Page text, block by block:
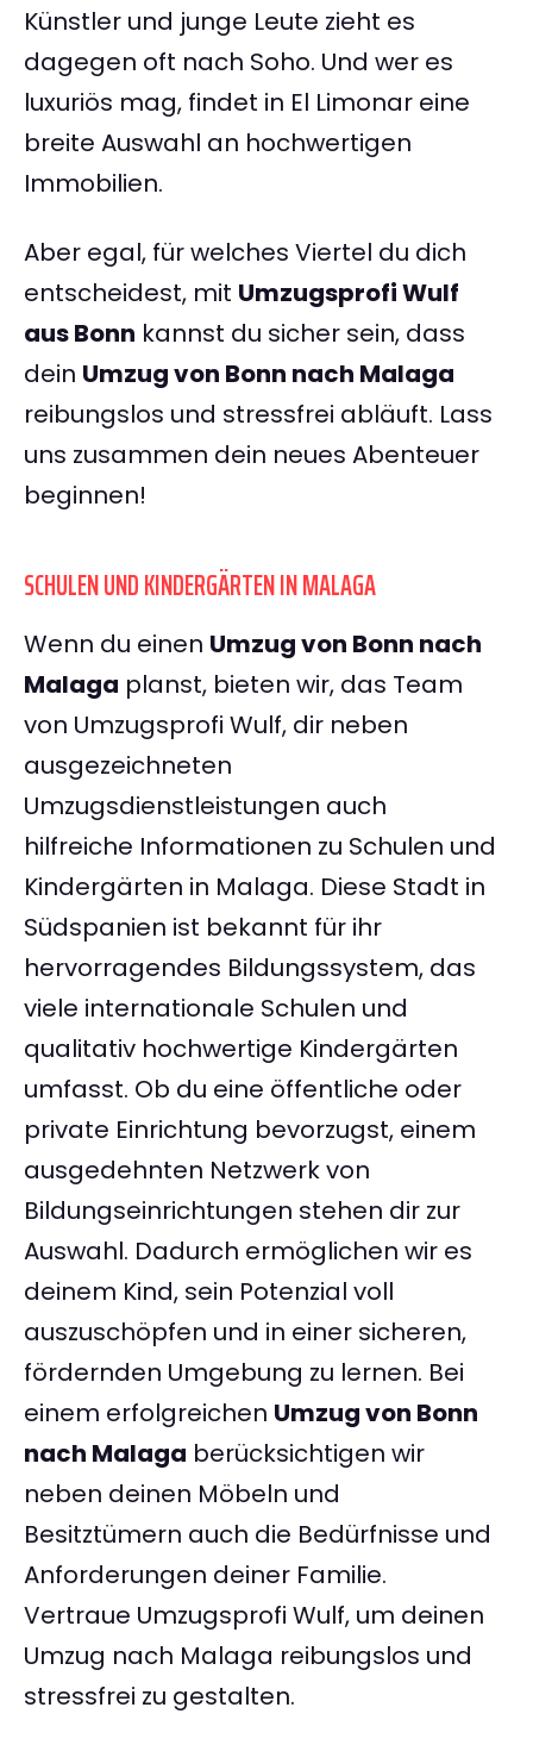
Künstler und junge Leute zieht es
dagegen oft nach Soho. Und wer es
luxuriös mag, findet in El Limonar eine
breite Auswahl an hochwertigen
Immobilien.
Aber egal, für welches Viertel du dich
entscheidest, mit Umzugsprofi Wulf
aus Bonn kannst du sicher sein, dass
dein Umzug von Bonn nach Malaga
reibungslos und stressfrei abläuft. Lass
uns zusammen dein neues Abenteuer
beginnen!
SCHULEN UND KINDERGÄRTEN IN MALAGA
Wenn du einen Umzug von Bonn nach
Malaga planst, bieten wir, das Team
von Umzugsprofi Wulf, dir neben
ausgezeichneten
Umzugsdienstleistungen auch
hilfreiche Informationen zu Schulen und
Kindergärten in Malaga. Diese Stadt in
Südspanien ist bekannt für ihr
hervorragendes Bildungssystem, das
viele internationale Schulen und
qualitativ hochwertige Kindergärten
umfasst. Ob du eine öffentliche oder
private Einrichtung bevorzugst, einem
ausgedehnten Netzwerk von
Bildungseinrichtungen stehen dir zur
Auswahl. Dadurch ermöglichen wir es
deinem Kind, sein Potenzial voll
auszuschöpfen und in einer sicheren,
fördernden Umgebung zu lernen. Bei
einem erfolgreichen Umzug von Bonn
nach Malaga berücksichtigen wir
neben deinen Möbeln und
Besitztümern auch die Bedürfnisse und
Anforderungen deiner Familie.
Vertraue Umzugsprofi Wulf, um deinen
Umzug nach Malaga reibungslos und
stressfrei zu gestalten.